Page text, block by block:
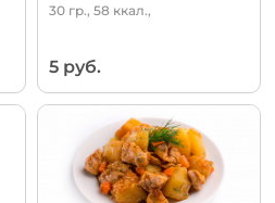
30 гр., 58 ккал.,
5 руб.